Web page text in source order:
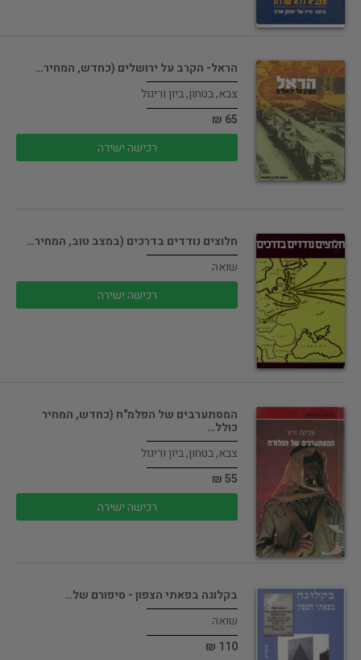
הראל- הקרב על ירושלים (כחדש, המחיר…
צבא, בטחון, ביון וריגול
65 ₪
רכישה ישירה
חלוצים נודדים בדרכים (במצב טוב, המחיר…
שואה
רכישה ישירה
המסתערבים של הפלמ"ח (כחדש, המחיר
כולל…
צבא, בטחון, ביון וריגול
55 ₪
רכישה ישירה
בקלוגה בפאתי הצפון - סיפורם של…
שואה
110 ₪